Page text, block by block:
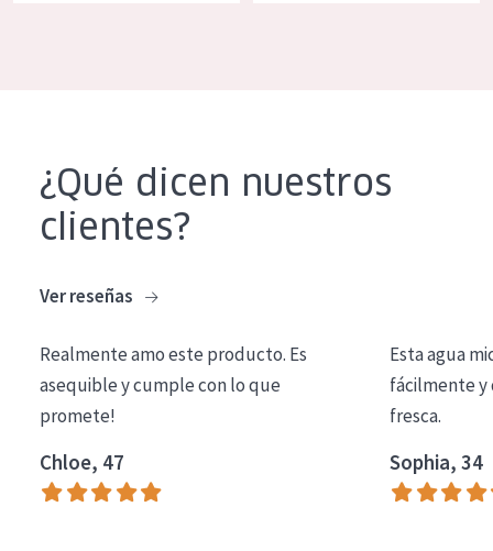
¿Qué dicen nuestros
clientes?
Ver reseñas
Realmente amo este producto. Es
asequible y cumple con lo que
promete!
Chloe, 47
Esta agua
fácilmente y
fresca.
Sophia, 34